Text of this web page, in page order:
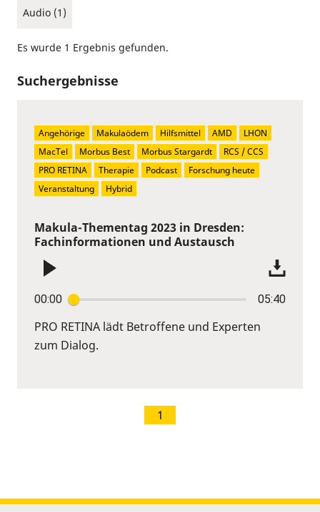
Audio (1)
Es wurde 1 Ergebnis gefunden.
Suchergebnisse
Makula-Thementag 2023 in Dresden:
Fachinformationen und Austausch
00:00 05:40
PRO RETINA lädt Betroffene und Experten
zum Dialog.
Angehörige Makulaödem Hilfsmittel AMD
LHON
MacTel
Morbus Best Morbus Stargardt
RCS / CCS
PRO RETINA
Therapie Podcast
Forschung heute
Veranstaltung
Hybrid
1